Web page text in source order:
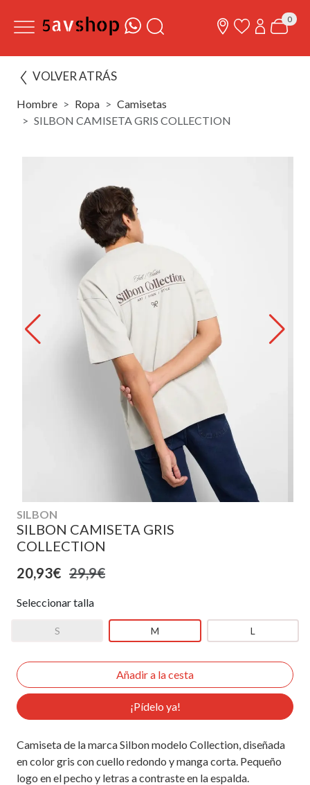
0
VOLVER ATRÁS
Hombre Ropa
Camisetas
SILBON CAMISETA GRIS COLLECTION
SILBON
SILBON CAMISETA GRIS
COLLECTION
20,93€ 29,9€
Seleccionar talla
S M L
¡Pídelo ya!
Camiseta de la marca Silbon modelo Collection, diseñada
en color gris con cuello redondo y manga corta. Pequeño
logo en el pecho y letras a contraste en la espalda.